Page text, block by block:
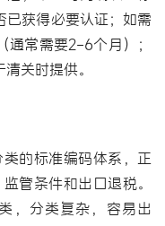
已获得必要认证；如需
通常需要2-6个月）；
关时提供。
的标准编码体系，正
管条件和出口退税。
，分类复杂，容易出